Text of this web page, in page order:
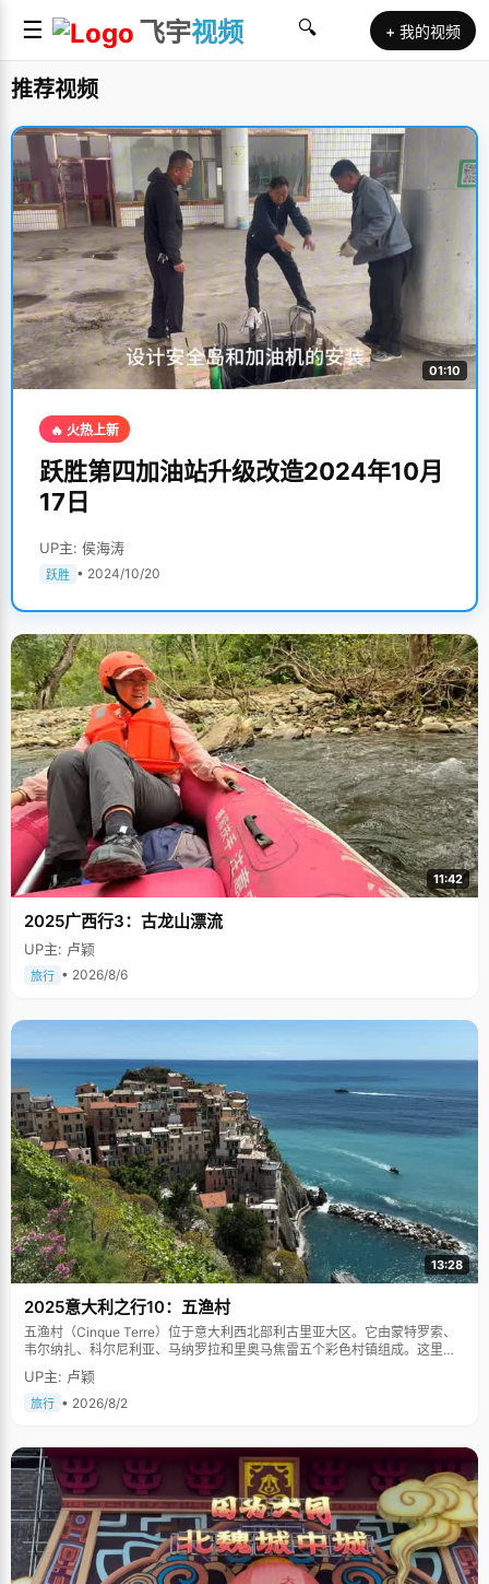
☰ 飞宇视频 🔍 + 我的视频
推荐视频
01:10
🔥 火热上新
跃胜第四加油站升级改造2024年10月
17日
UP主: 侯海涛
跃胜 • 2024/10/20
11:42
2025广西行3：古龙山漂流
UP主: 卢颖
旅行 • 2026/8/6
13:28
2025意大利之行10：五渔村
五渔村（Cinque Terre）位于意大利西北部利古里亚大区。它由蒙特罗索、
韦尔纳扎、科尔尼利亚、马纳罗拉和里奥马焦雷五个彩色村镇组成。这里依
山傍海，房屋色彩斑斓，1997年被列为世界文化遗产。
UP主: 卢颖
旅行 • 2026/8/2